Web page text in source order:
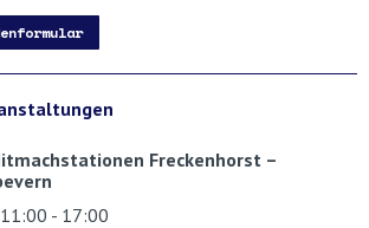
Freckenhorst –
- 17:00